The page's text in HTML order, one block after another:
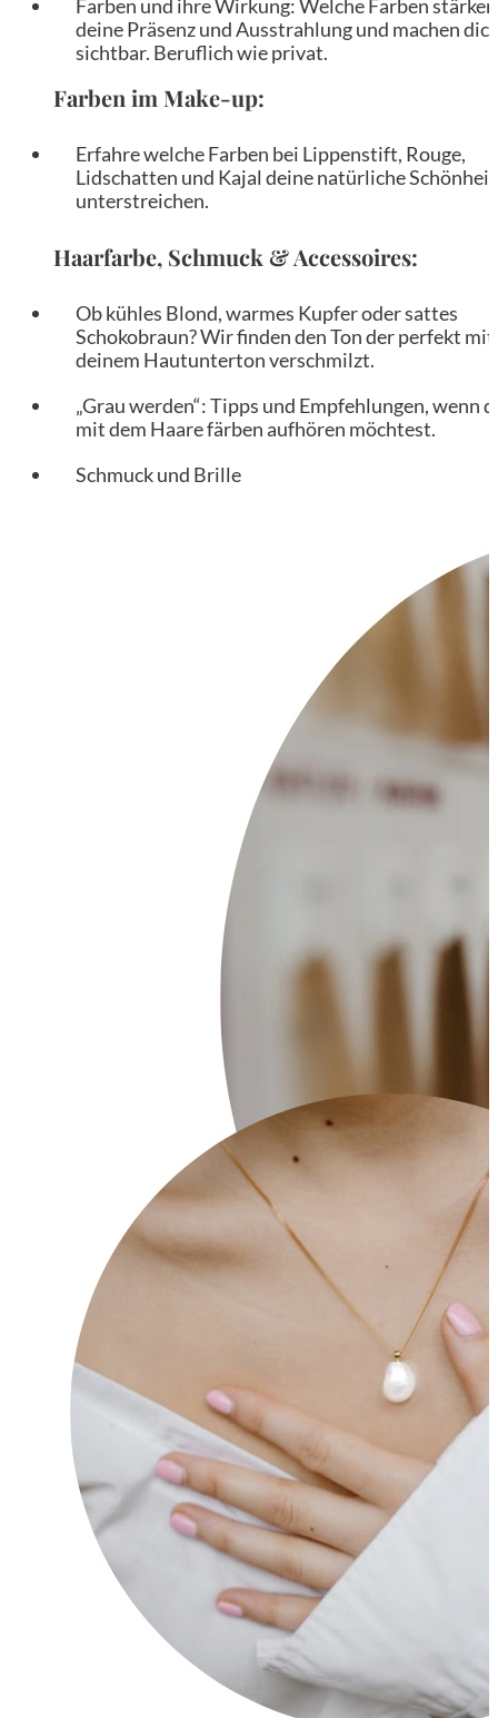
Farben und ihre Wirkung: Welche Farben stärken
deine Präsenz und Ausstrahlung und machen
sichtbar. Beruflich wie privat.
Farben im Make-up:
Erfahre welche Farben bei Lippenstift, Rouge,
Lidschatten und Kajal deine natürliche Schönheit
unterstreichen.
Haarfarbe, Schmuck & Accessoires:
Ob kühles Blond, warmes Kupfer oder sattes
Schokobraun? Wir finden den Ton der perfekt mit
deinem Hautunterton verschmilzt.
„Grau werden“: Tipps und Empfehlungen, wenn
mit dem Haare färben aufhören möchtest.
Schmuck und Brille